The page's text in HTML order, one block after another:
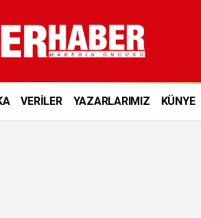
VERİLER YAZARLARIMIZ KÜNYE